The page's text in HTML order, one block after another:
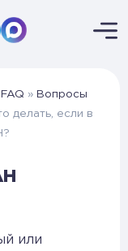
FAQ » Вопросы
делать, если в
или